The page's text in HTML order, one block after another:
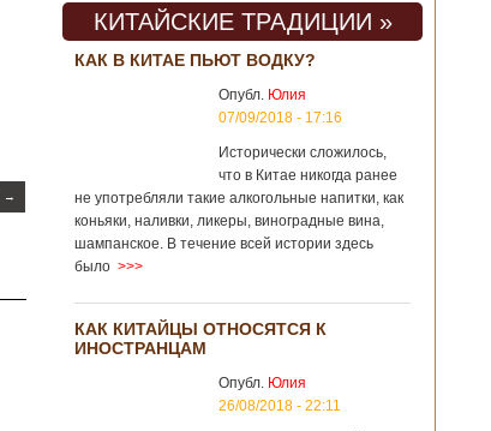
→
КИТАЙСКИЕ ТРАДИЦИИ »
КАК В КИТАЕ ПЬЮТ ВОДКУ?
Опубл. Юлия
07/09/2018 - 17:16
Исторически сложилось,
что в Китае никогда ранее
не употребляли такие алкогольные напитки, как
коньяки, наливки, ликеры, виноградные вина,
шампанское. В течение всей истории здесь
было >>>
КАК КИТАЙЦЫ ОТНОСЯТСЯ К
ИНОСТРАНЦАМ
Опубл. Юлия
26/08/2018 - 22:11